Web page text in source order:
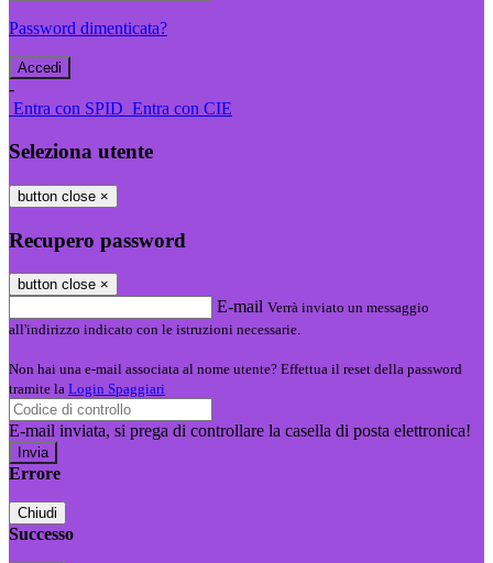
Password dimenticata?
-
Entra con SPID Entra con CIE
Seleziona utente
button close ×
Recupero password
button close ×
E-mail Verrà inviato un messaggio
all'indirizzo indicato con le istruzioni necessarie.
Non hai una e-mail associata al nome utente? Effettua il reset della password
tramite la Login Spaggiari
E-mail inviata, si prega di controllare la casella di posta elettronica!
Errore
Chiudi
Successo